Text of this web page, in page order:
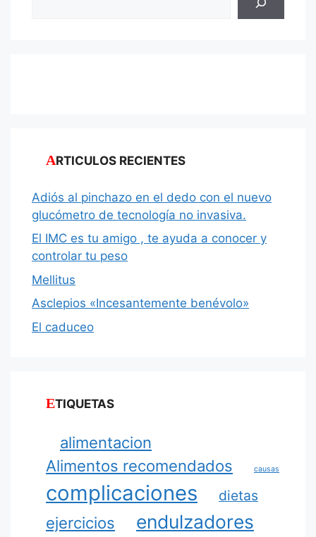
ARTICULOS RECIENTES
Adiós al pinchazo en el dedo con el nuevo
glucómetro de tecnología no invasiva.
El IMC es tu amigo , te ayuda a conocer y
controlar tu peso
Mellitus
Asclepios «Incesantemente benévolo»
El caduceo
ETIQUETAS
alimentacion
Alimentos recomendados
causas
complicaciones dietas
ejercicios
endulzadores